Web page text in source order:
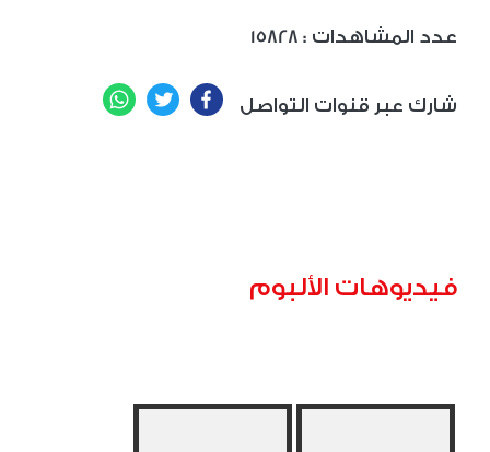
15828 : عدد المشاهدات
شارك عبر قنوات التواصل Facebook
Twitter
فيديوهات الألبوم